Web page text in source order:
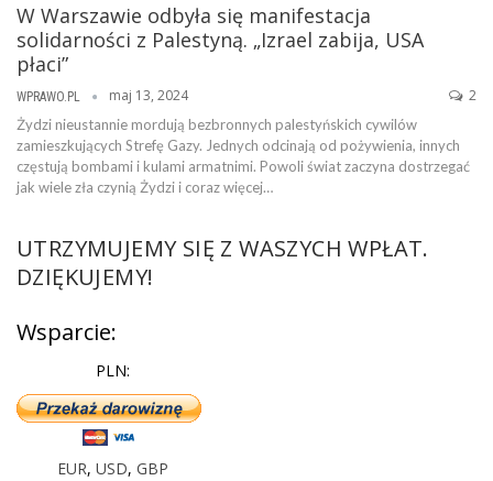
W Warszawie odbyła się manifestacja
solidarności z Palestyną. „Izrael zabija, USA
płaci”
WPRAWO.PL maj 13, 2024 2
Żydzi nieustannie mordują bezbronnych palestyńskich cywilów
zamieszkujących Strefę Gazy. Jednych odcinają od pożywienia, innych
częstują bombami i kulami armatnimi. Powoli świat zaczyna dostrzegać
jak wiele zła czynią Żydzi i coraz więcej…
UTRZYMUJEMY SIĘ Z WASZYCH WPŁAT.
DZIĘKUJEMY!
Wsparcie:
PLN:
EUR, USD, GBP